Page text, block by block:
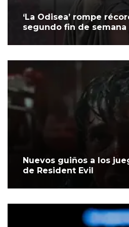
‘La Odisea’ rompe
segundo fin de semana
Nuevos guiños a los
de Resident Evil